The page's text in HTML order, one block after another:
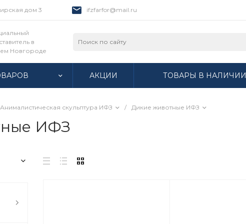
дом 3 ifzfarfor@mail.ru
в
Новгороде
АКЦИИ ТОВАРЫ В НАЛИЧИИ
Анималистическая скульптура ИФЗ / Дикие животные ИФЗ
ИФЗ